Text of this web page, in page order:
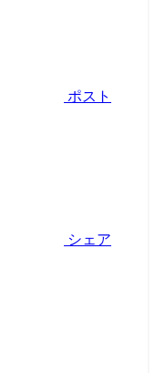
ポスト
シェア